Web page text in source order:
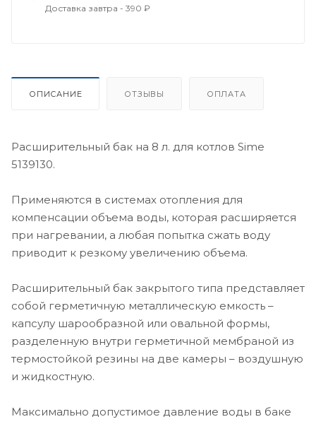
Доставка завтра - 390 ₽
ОПИСАНИЕ ОТЗЫВЫ ОПЛАТА
Расширительный бак на 8 л. для котлов Sime
5139130.
Применяются в системах отопления для
компенсации объема воды, которая расширяется
при нагревании, а любая попытка сжать воду
приводит к резкому увеличению объема.
Расширительный бак закрытого типа представляет
собой герметичную металлическую емкость –
капсулу шарообразной или овальной формы,
разделенную внутри герметичной мембраной из
термостойкой резины на две камеры – воздушную
и жидкостную.
Максимально допустимое давление воды в баке